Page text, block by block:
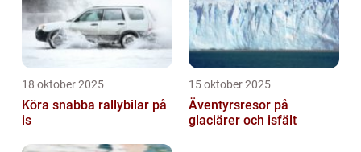
18 oktober 2025
Köra snabba rallybilar på
is
15 oktober 2025
Äventyrsresor på
glaciärer och isfält